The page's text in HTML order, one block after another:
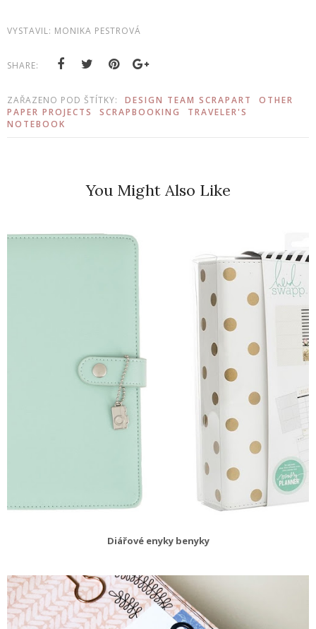
VYSTAVIL: MONIKA PESTROVÁ
SHARE:
ZAŘAZENO POD ŠTÍTKY: DESIGN TEAM SCRAPART
OTHER
PAPER PROJECTS
SCRAPBOOKING
TRAVELER'S
NOTEBOOK
You Might Also Like
Diářové enyky benyky